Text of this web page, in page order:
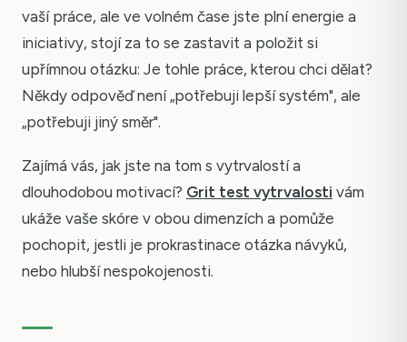
vaší práce, ale ve volném čase jste plní energie a
iniciativy, stojí za to se zastavit a položit si
upřímnou otázku: Je tohle práce, kterou chci dělat?
Někdy odpověď není „potřebuji lepší systém", ale
„potřebuji jiný směr".
Zajímá vás, jak jste na tom s vytrvalostí a
dlouhodobou motivací? Grit test vytrvalosti vám
ukáže vaše skóre v obou dimenzích a pomůže
pochopit, jestli je prokrastinace otázka návyků,
nebo hlubší nespokojenosti.